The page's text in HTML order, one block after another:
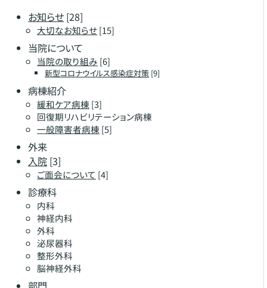
お知らせ[28]
大切なお知らせ[15]
当院について
当院の取り組み [6]
新型コロナウイルス感染症対策[9]
病棟紹介
緩和ケア病棟 [3]
回復期リハビリテーション病棟
一般障害者病棟 [5]
外来
入院[3]
ご面会について [4]
診療科
内科
神経内科
外科
泌尿器科
整形外科
脳神経外科